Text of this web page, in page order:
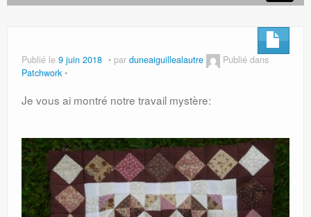
Publié le 9 juin 2018 par duneaiguillealautre
Publié dans
Patchwork
Je vous ai montré notre travail mystère: